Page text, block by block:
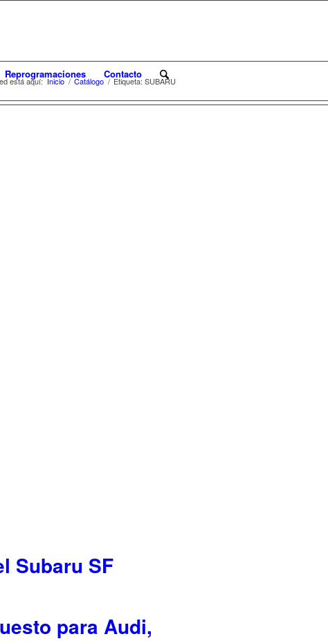
Reprogramaciones Contacto
está aquí: Inicio / Catálogo / Etiqueta: SUBARU
Subaru SF
para Audi,